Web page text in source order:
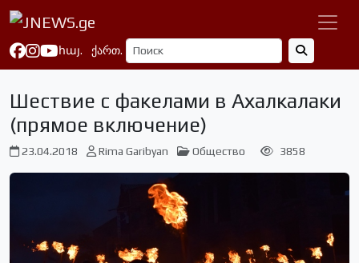
հայ. ქართ.
Шествие с факелами в Ахалкалаки
(прямое включение)
23.04.2018 Rima Garibyan Общество 3858